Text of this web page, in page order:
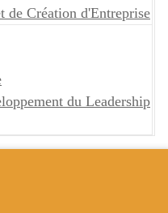
de Création d'Entreprise
du Leadership